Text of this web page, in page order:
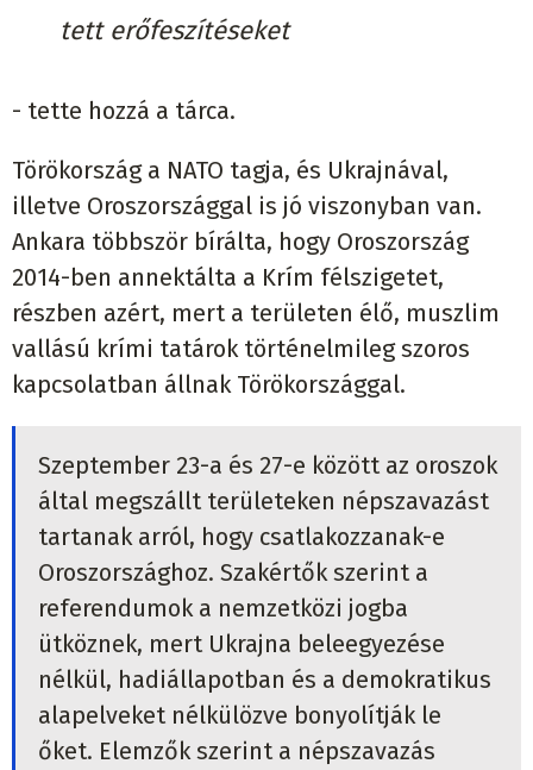
tett erőfeszítéseket
- tette hozzá a tárca.
Törökország a NATO tagja, és Ukrajnával,
illetve Oroszországgal is jó viszonyban van.
Ankara többször bírálta, hogy Oroszország
2014-ben annektálta a Krím félszigetet,
részben azért, mert a területen élő, muszlim
vallású krími tatárok történelmileg szoros
kapcsolatban állnak Törökországgal.
Szeptember 23-a és 27-e között az oroszok
által megszállt területeken népszavazást
tartanak arról, hogy csatlakozzanak-e
Oroszországhoz. Szakértők szerint a
referendumok a nemzetközi jogba
ütköznek, mert Ukrajna beleegyezése
nélkül, hadiállapotban és a demokratikus
alapelveket nélkülözve bonyolítják le
őket. Elemzők szerint a népszavazás